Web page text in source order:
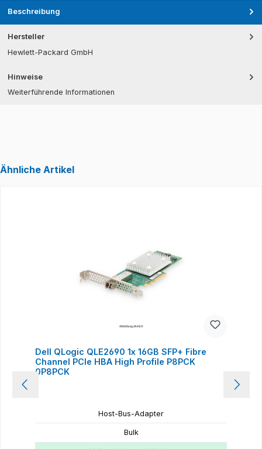
Beschreibung
Hersteller
Hewlett-Packard GmbH
Hinweise
Weiterführende Informationen
Ähnliche Artikel
Dell QLogic QLE2690 1x 16GB SFP+ Fibre
Channel PCIe HBA High Profile P8PCK
0P8PCK
Host-Bus-Adapter
Bulk